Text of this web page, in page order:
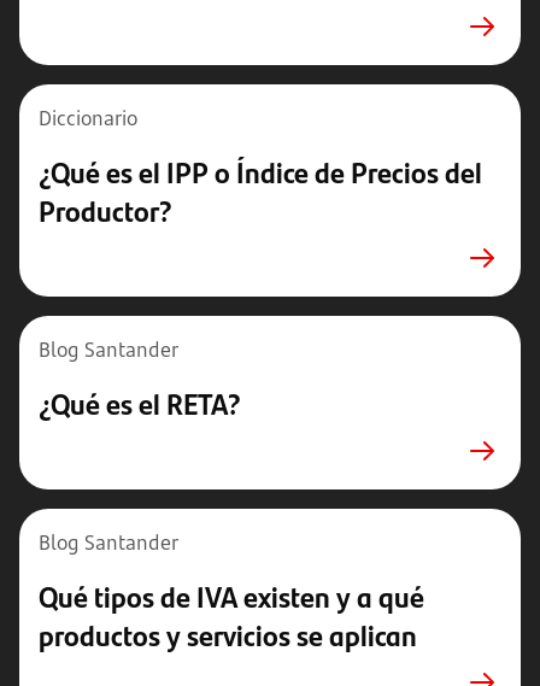
Diccionario
¿Qué es el IPP o Índice de Precios del
Productor?
Blog Santander
¿Qué es el RETA?
Blog Santander
Qué tipos de IVA existen y a qué
productos y servicios se aplican